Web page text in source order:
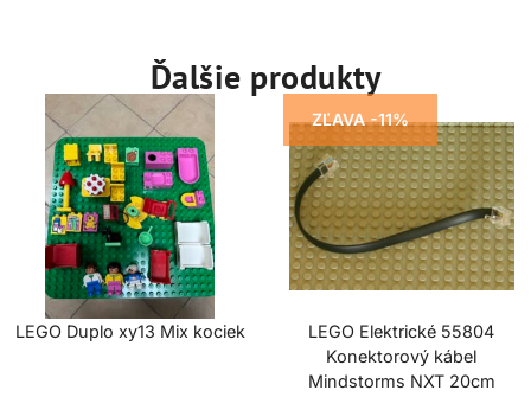
Ďalšie produkty
LEGO Duplo xy13 Mix kociek
ZĽAVA -11%
LEGO Elektrické 55804
Konektorový kábel
Mindstorms NXT 20cm